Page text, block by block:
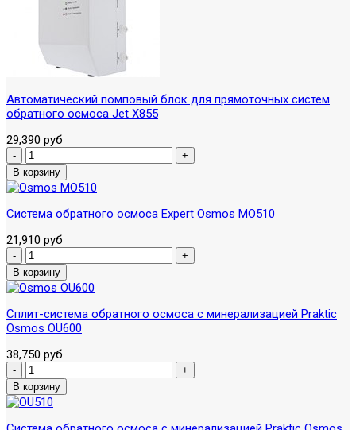
Автоматический помповый блок для прямоточных систем
обратного осмоса Jet X855
29,390 руб
Система обратного осмоса Expert Osmos MO510
21,910 руб
Сплит-система обратного осмоса с минерализацией Praktic
Osmos OU600
38,750 руб